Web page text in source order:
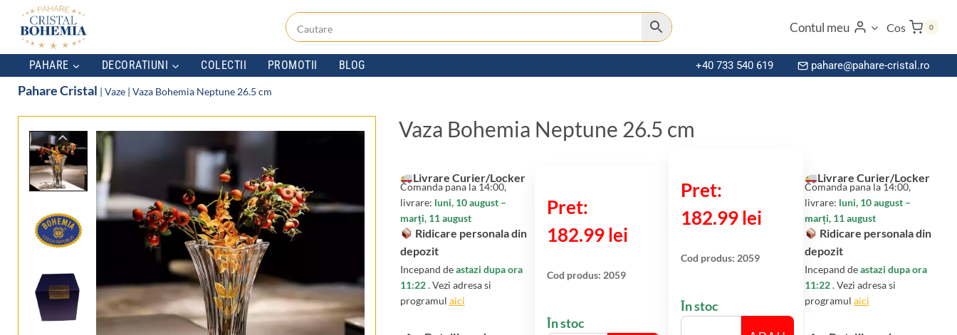
content
Contul meu Cos 0
PAHARE DECORATIUNI COLECTII PROMOTII BLOG +40 733 540 619 pahare@pahare-cristal.ro
Pahare Cristal | Vaze | Vaza Bohemia Neptune 26.5 cm
Vaza Bohemia Neptune 26.5 cm
Livrare Curier/Locker
Comanda pana la 14:00,
livrare: luni, 10 august –
marți, 11 august
Ridicare personala din
depozit
Incepand deastazi dupa ora
11:22. Vezi adresa si
programul aici
182.99 lei
Cod produs: 2059
În stoc
182.99 lei
Cod produs: 2059
În stoc
Livrare Curier/Locker
Comanda pana la 14:00,
livrare: luni, 10 august –
marți, 11 august
Ridicare personala din
depozit
Incepand deastazi dupa ora
11:22. Vezi adresa si
programulaici